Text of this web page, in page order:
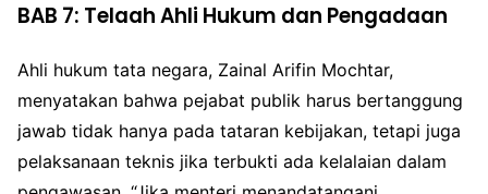
BAB 7: Telaah Ahli Hukum dan Pengadaan
Ahli hukum tata negara, Zainal Arifin Mochtar,
menyatakan bahwa pejabat publik harus bertanggung
jawab tidak hanya pada tataran kebijakan, tetapi juga
pelaksanaan teknis jika terbukti ada kelalaian dalam